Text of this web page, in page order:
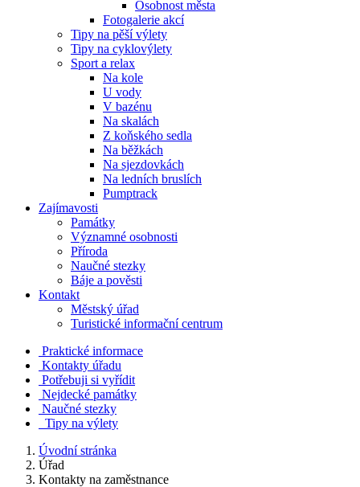
Osobnost města
Fotogalerie akcí
Tipy na pěší výlety
Tipy na cyklovýlety
Sport a relax
Na kole
U vody
V bazénu
Na skalách
Z koňského sedla
Na běžkách
Na sjezdovkách
Na ledních bruslích
Pumptrack
Zajímavosti
Památky
Významné osobnosti
Příroda
Naučné stezky
Báje a pověsti
Kontakt
Městský úřad
Turistické informační centrum
Praktické informace
Kontakty úřadu
Potřebuji si vyřídit
Nejdecké památky
Naučné stezky
Tipy na výlety
Úvodní stránka
Úřad
Kontakty na zaměstnance